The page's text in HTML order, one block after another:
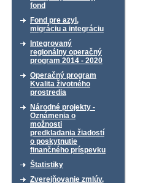
fond
Fond pre azyl,
migráciu a integráciu
Integrovaný
regionálny operačný
program 2014 - 2020
Operačný program
Kvalita životného
prostredia
Národné projekty -
Oznámenia o
možnosti
predkladania žiadostí
o poskytnutie
finančného príspevku
Štatistiky
Zverejňovanie zmlúv,